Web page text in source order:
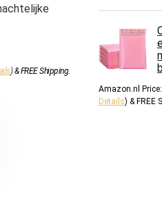
)&FREE Shipping.
Amazon.nl Price:
Details) & FREE